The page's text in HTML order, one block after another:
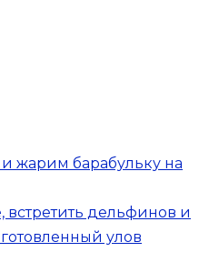
жарим барабульку на
встретить дельфинов и
улов